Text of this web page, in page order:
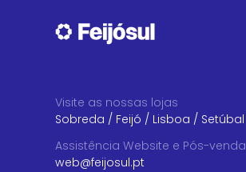
Visite as nossas lojas
Sobreda / Feijó / Lisboa / Setúbal
Assistência Website e Pós-venda
web@feijosul.pt